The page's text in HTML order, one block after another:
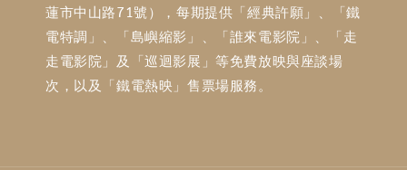
蓮市中山路71號），每期提供「經典許願」、「鐵
電特調」、「島嶼縮影」、「誰來電影院」、「走
走電影院」及「巡迴影展」等免費放映與座談場
次，以及「鐵電熱映」售票場服務。